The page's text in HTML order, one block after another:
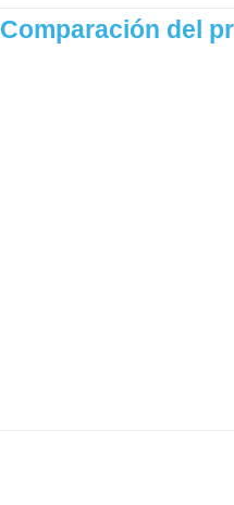
Comparación del